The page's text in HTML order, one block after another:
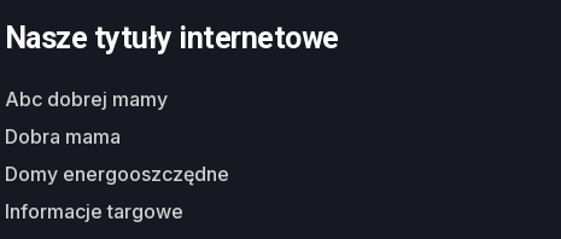
Nasze tytuły internetowe
abc dobrej mamy
dobra mama
domy energooszczędne
informacje targowe